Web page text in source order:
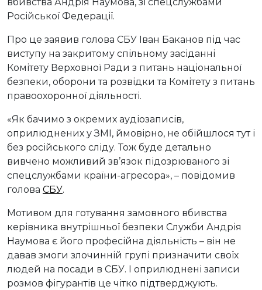
вбивства Андрія Наумова, зі спецслужбами
Російської Федерації.
Про це заявив голова СБУ Іван Баканов під час
виступу на закритому спільному засіданні
Комітету Верховної Ради з питань національної
безпеки, оборони та розвідки та Комітету з питань
правоохоронної діяльності.
«Як бачимо з окремих аудіозаписів,
оприлюднених у ЗМІ, ймовірно, не обійшлося тут і
без російського сліду. Тож буде детально
вивчено можливий зв’язок підозрюваного зі
спецслужбами країни-агресора», – повідомив
голова СБУ.
Мотивом для готування замовного вбивства
керівника внутрішньої безпеки Служби Андрія
Наумова є його професійна діяльність – він не
давав змоги злочинній групі призначити своїх
людей на посади в СБУ. І оприлюднені записи
розмов фігурантів це чітко підтверджують.